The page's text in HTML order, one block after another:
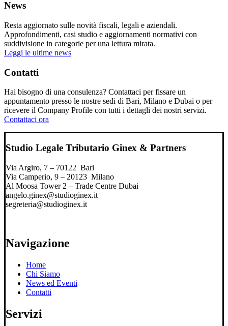
News
Resta aggiornato sulle novità fiscali, legali e aziendali.
Approfondimenti, casi studio e aggiornamenti normativi con
suddivisione in categorie per una lettura mirata.
Leggi le ultime news
Contatti
Hai bisogno di una consulenza? Contattaci per fissare un
appuntamento presso le nostre sedi di Bari, Milano e Dubai o per
ricevere il Company Profile con tutti i dettagli dei nostri servizi.
Contattaci ora
Studio Legale Tributario Ginex & Partners
Via Argiro, 7 – 70122 Bari
Via Camperio, 9 – 20123 Milano
Al Moosa Tower 2 – Trade Centre Dubai
angelo.ginex@studioginex.it
segreteria@studioginex.it
Navigazione
Home
Chi Siamo
News ed Eventi
Contatti
Servizi